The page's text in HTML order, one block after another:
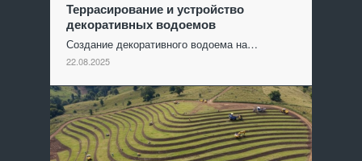
Террасирование и устройство
декоративных водоемов
Создание декоративного водоема на…
22.08.2025